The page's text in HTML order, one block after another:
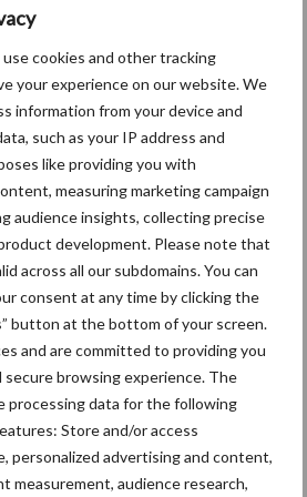
use cookies and other tracking
your experience on our website. We
information from your device and
such as your IP address and
like providing you with
measuring marketing campaign
audience insights, collecting precise
development. Please note that
across all our subdomains. You can
consent at any time by clicking the
button at the bottom of your screen.
and are committed to providing you
browsing experience. The
processing data for the following
Store and/or access
personalized advertising and content,
measurement, audience research,
Bemesting Fokkerij
Hittestress
Toon meer